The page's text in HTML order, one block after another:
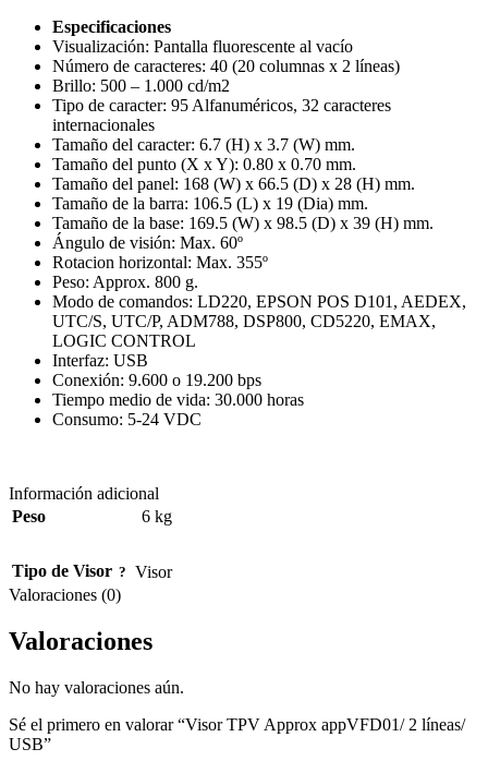
Especificaciones
Visualización: Pantalla fluorescente al vacío
Número de caracteres: 40 (20 columnas x 2 líneas)
Brillo: 500 – 1.000 cd/m2
Tipo de caracter: 95 Alfanuméricos, 32 caracteres
internacionales
Tamaño del caracter: 6.7 (H) x 3.7 (W) mm.
Tamaño del punto (X x Y): 0.80 x 0.70 mm.
Tamaño del panel: 168 (W) x 66.5 (D) x 28 (H) mm.
Tamaño de la barra: 106.5 (L) x 19 (Dia) mm.
Tamaño de la base: 169.5 (W) x 98.5 (D) x 39 (H) mm.
Ángulo de visión: Max. 60º
Rotacion horizontal: Max. 355º
Peso: Approx. 800 g.
Modo de comandos: LD220, EPSON POS D101, AEDEX,
UTC/S, UTC/P, ADM788, DSP800, CD5220, EMAX,
LOGIC CONTROL
Interfaz: USB
Conexión: 9.600 o 19.200 bps
Tiempo medio de vida: 30.000 horas
Consumo: 5-24 VDC
Información adicional
Peso
6 kg
Tipo de Visor
Visor
Valoraciones (0)
Valoraciones
No hay valoraciones aún.
Sé el primero en valorar “Visor TPV Approx appVFD01/ 2 líneas/
USB”